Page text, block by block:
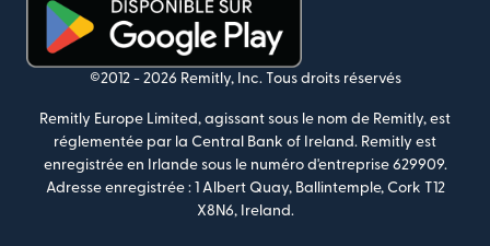
(s'ouvre dans une nouvelle fenêtre)
©2012 - 2026 Remitly, Inc. Tous droits réservés
Remitly Europe Limited, agissant sous le nom de Remitly, est
réglementée par la Central Bank of Ireland. Remitly est
enregistrée en Irlande sous le numéro d'entreprise 629909.
Adresse enregistrée : 1 Albert Quay, Ballintemple, Cork T12
X8N6, Ireland.